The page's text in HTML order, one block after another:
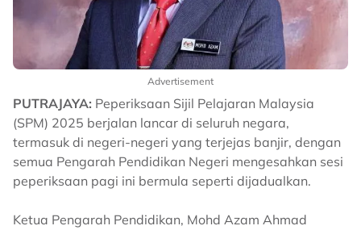
Advertisement
PUTRAJAYA: Peperiksaan Sijil Pelajaran Malaysia
(SPM) 2025 berjalan lancar di seluruh negara,
termasuk di negeri-negeri yang terjejas banjir, dengan
semua Pengarah Pendidikan Negeri mengesahkan sesi
peperiksaan pagi ini bermula seperti dijadualkan.
Ketua Pengarah Pendidikan, Mohd Azam Ahmad